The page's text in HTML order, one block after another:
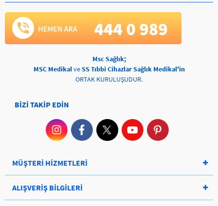
Msc Sağlık;
MSC Medikal ve SS Tıbbi Cihazlar Sağlık Medikal'in
ORTAK KURULUŞUDUR.
BİZİ TAKİP EDİN
MÜŞTERİ HİZMETLERİ
ALIŞVERİŞ BİLGİLERİ